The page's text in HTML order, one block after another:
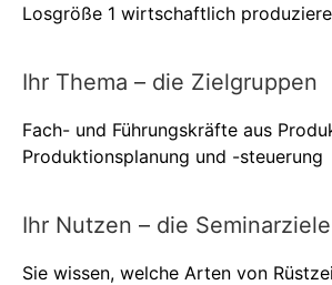
Losgröße 1 wirtschaftlich
Ihr Thema – die Zielgruppen
Fach- und Führungskräfte aus
Produktionsplanung und -steuerung
Ihr Nutzen – die Seminarziele
Sie wissen, welche Arten von